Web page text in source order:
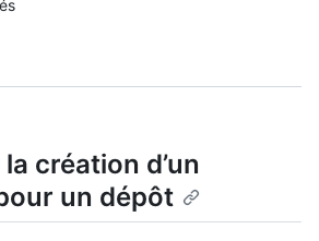
création d’un
un dépôt